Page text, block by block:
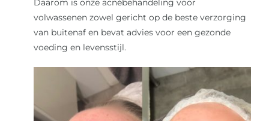
Daarom is onze acnébehandeling voor
volwassenen zowel gericht op de beste verzorging
van buitenaf en bevat advies voor een gezonde
voeding en levensstijl.